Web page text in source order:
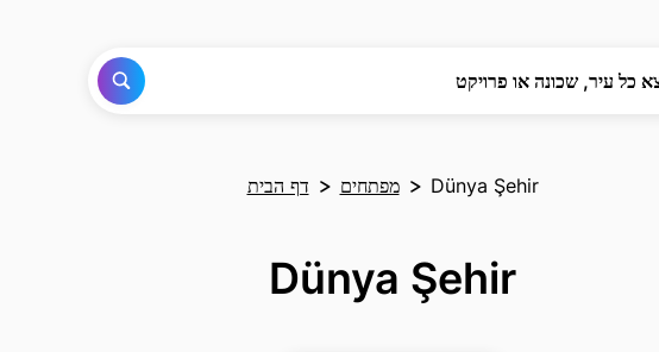
כל עיר, שכונה או פרויקט
דף הבית מפתחים Dünya Şehir
Dünya Şehir